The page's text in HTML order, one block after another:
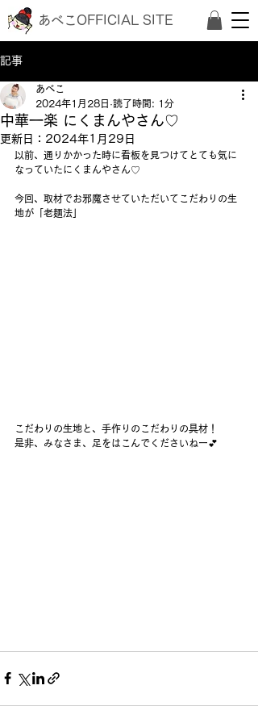
あべこOFFICIAL SITE
記事
中華一楽 にくまんやさん♡
あべこ
2024年1月28日 読了時間: 1分
更新日： 2024年1月29日
以前、通りかかった時に看板を見つけてとても気に
なっていたにくまんやさん♡
今回、取材でお邪魔させていただいてこだわりの生
地が「老麺法」
こだわりの生地と、手作りのこだわりの具材！
是非、みなさま、足をはこんでくださいねー💕